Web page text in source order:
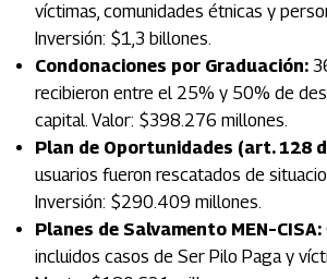
víctimas, comunidades étnicas y
Inversión: $1,3 billones.
Condonaciones por Graduación:
recibieron entre el 25% y 50% de
capital. Valor: $398.276 millones.
Plan de Oportunidades (art. 128
usuarios fueron rescatados de
Inversión: $290.409 millones.
Planes de Salvamento MEN–CISA:
incluidos casos de Ser Pilo Paga y